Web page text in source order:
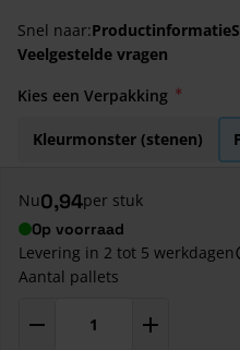
Snel naar:Productinformatie
Veelgestelde vragen
Kies een Verpakking
Kleurmonster (stenen)
Nu0,94per stuk
Op voorraad
Levering in 2 tot 5 werkdagen
Aantal pallets